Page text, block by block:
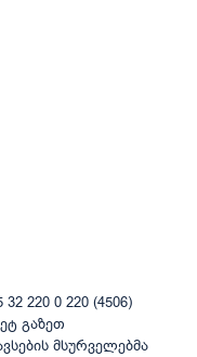
220 0 220 (4506)
გაზეთ
მსურველებმა